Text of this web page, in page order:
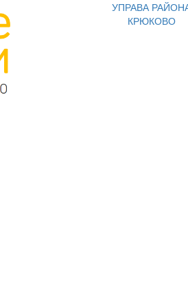
УПРАВА
КРЮКОВО